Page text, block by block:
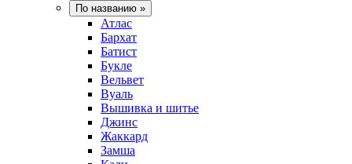
По названию »
Атлас
Бархат
Батист
Букле
Вельвет
Вуаль
Вышивка и шитье
Джинс
Жаккард
Замша